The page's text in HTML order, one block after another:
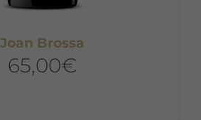
Joan Brossa
65,00€